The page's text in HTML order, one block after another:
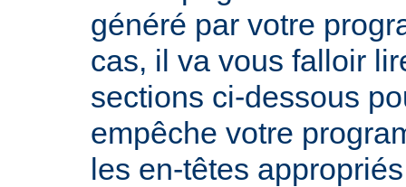
généré par votre
cas, il va vous falloir
sections ci-dessous
empêche votre
les en-têtes